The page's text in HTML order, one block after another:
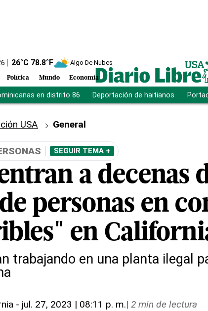
26°C 78.8°F Algo De Nubes
Política Mundo Economía
en distrito 86 Deportación de haitianos
USA General
SEGUIR TEMA +
a decenas
personas en
en
trabajando en una planta ilegal
- jul. 27, 2023 | 08:11 p. m.| 2 min de lectura